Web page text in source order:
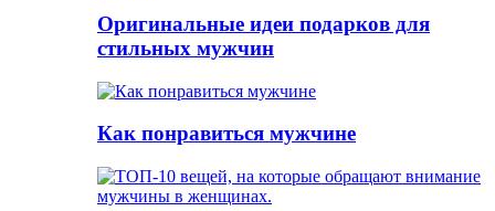
Оригинальные идеи подарков для
стильных мужчин
Как понравиться мужчине